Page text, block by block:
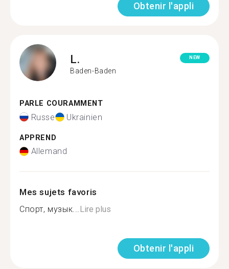
Obtenir l'appli
L.
Baden-Baden
NEW
PARLE COURAMMENT
Russe Ukrainien
APPREND
Allemand
Mes sujets favoris
Спорт, музык...Lire plus
Obtenir l'appli